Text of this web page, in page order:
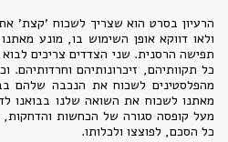
הרעיון בסרט הוא שצריך לשכוח 'קצת'
ולאו דווקא אופן השימוש בו, מונע
תפישה הרסנית. שני הצדדים צריכים
כל תקוותיהם, זיכרונותיהם
מהפלסטינים לשכוח את הנכבה שלהם
מאתנו לשכוח את השואה שלנו בבואנו
מעל קופסה סגורה של הכחשות
כל הסכם, לפוצצו ולכלותו.